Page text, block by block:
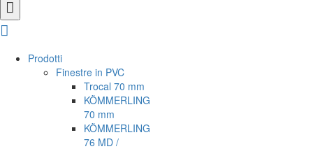
Prodotti
Finestre in PVC
Trocal 70 mm
KÖMMERLING
70 mm
KÖMMERLING
76 MD /